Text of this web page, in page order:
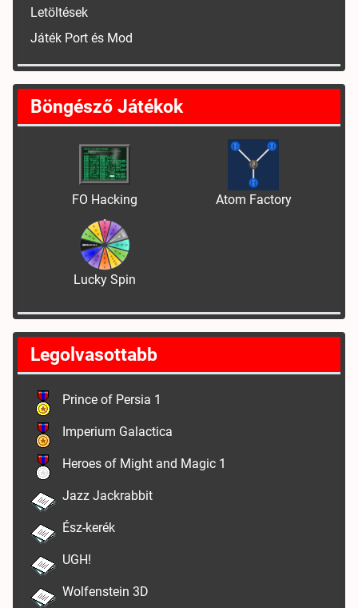
Letöltések
Játék Port és Mod
Böngésző Játékok
FO Hacking Atom Factory
Lucky Spin
Legolvasottabb
Prince of Persia 1
Imperium Galactica
Heroes of Might and Magic 1
Jazz Jackrabbit
Ész-kerék
UGH!
Wolfenstein 3D